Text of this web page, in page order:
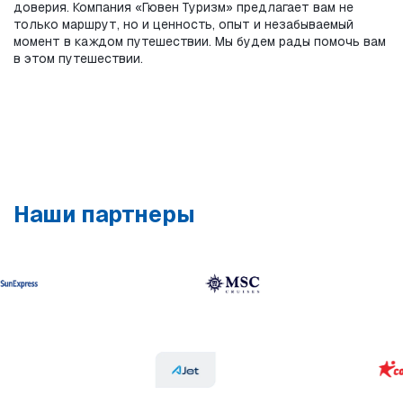
доверия. Компания «Гювен Туризм» предлагает вам не
только маршрут, но и ценность, опыт и незабываемый
момент в каждом путешествии. Мы будем рады помочь вам
в этом путешествии.
Наши партнеры